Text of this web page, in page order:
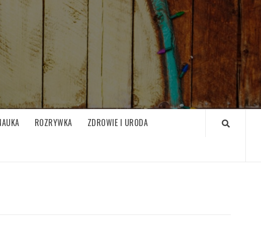
ROZRYWKA ZDROWIE I URODA